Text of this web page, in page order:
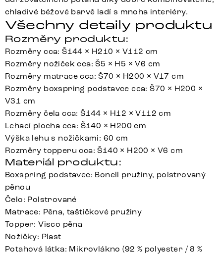
chladivé béžové barvě ladí s mnoha interiéry.
Všechny detaily produktu
Rozměry produktu:
Rozměry cca: Š144 × H210 × V112 cm
Rozměry nožiček cca: Š5 × H5 × V6 cm
Rozměry matrace cca: Š70 × H200 × V17 cm
Rozměry boxspring podstavce cca: Š70 × H200 ×
V31 cm
Rozměry čela cca: Š144 × H12 × V112 cm
Lehací plocha cca: Š140 × H200 cm
Výška lehu s nožičkami: 60 cm
Rozměry topperu cca: Š140 × H200 × V6 cm
Materiál produktu:
Boxspring podstavec: Bonell pružiny, polstrovaný
pěnou
Čelo: Polstrované
Matrace: Pěna, taštičkové pružiny
Topper: Visco pěna
Nožičky: Plast
Potahová látka: Mikrovlákno (92 % polyester / 8 %